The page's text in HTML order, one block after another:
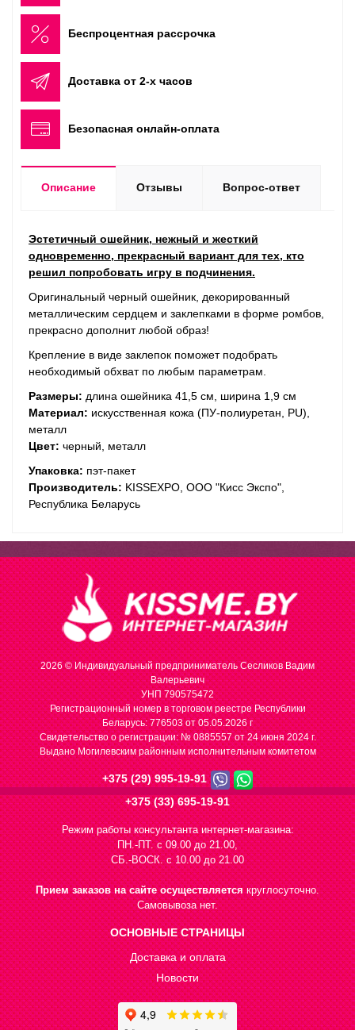
Беспроцентная рассрочка
Доставка от 2-х часов
Безопасная онлайн-оплата
Описание Отзывы Вопрос-ответ
Эстетичный ошейник, нежный и жесткий
одновременно, прекрасный вариант для тех, кто
решил попробовать игру в подчинения.
Оригинальный черный ошейник, декорированный
металлическим сердцем и заклепками в форме ромбов,
прекрасно дополнит любой образ!
Крепление в виде заклепок поможет подобрать
необходимый обхват по любым параметрам.
Размеры: длина ошейника 41,5 см, ширина 1,9 см
Материал: искусственная кожа (ПУ-полиуретан, PU),
металл
Цвет: черный, металл
Упаковка: пэт-пакет
Производитель: KISSEXPO, ОOО "Кисс Экспо",
Республика Беларусь
2026 © Индивидуальный предприниматель Сесликов Вадим
Валерьевич
УНП 790575472
Регистрационный номер в торговом реестре Республики
Беларусь: 776503 от 05.05.2026 г
Cвидетельство о регистрации: № 0885557 от 24 июня 2024 г.
Выдано Могилевским районным исполнительным комитетом
+375 (29) 995-19-91
+375 (33) 695-19-91
Режим работы консультанта интернет-магазина:
ПН.-ПТ. с 09.00 до 21.00,
СБ.-ВОСК. с 10.00 до 21.00
Прием заказов на сайте осуществляетсякруглосуточно.
Самовывоза нет.
ОСНОВНЫЕ СТРАНИЦЫ
Доставка и оплата
Новости